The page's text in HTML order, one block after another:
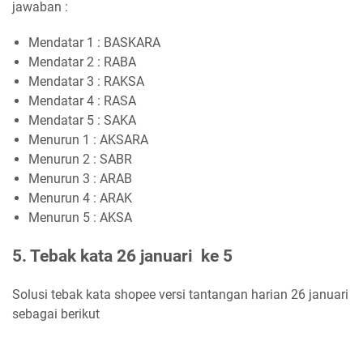
jawaban :
Mendatar 1 : BASKARA
Mendatar 2 : RABA
Mendatar 3 : RAKSA
Mendatar 4 : RASA
Mendatar 5 : SAKA
Menurun 1 : AKSARA
Menurun 2 : SABR
Menurun 3 : ARAB
Menurun 4 : ARAK
Menurun 5 : AKSA
5. Tebak kata 26 januari ke 5
Solusi tebak kata shopee versi tantangan harian 26 januari
sebagai berikut